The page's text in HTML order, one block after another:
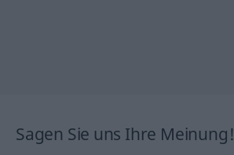
Sagen Sie uns Ihre Meinung!